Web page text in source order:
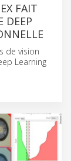
FAIT
DEEP
de vision
Learning